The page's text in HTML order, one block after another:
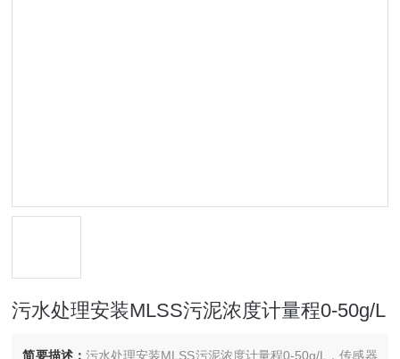
污水处理安装MLSS污泥浓度计量程0-50g/L
简要描述： 污水处理安装MLSS污泥浓度计量程0-50g/L，传感器